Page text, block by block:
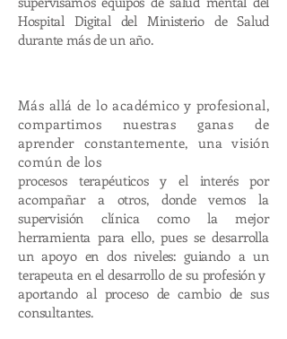
Hospital Digital del Ministerio de Salud
durante más de un año.
Más allá de lo académico y profesional,
compartimos nuestras ganas de
aprender constantemente, una visión
común de los
procesos terapéuticos y el interés por
acompañar a otros, donde vemos la
supervisión clínica como la mejor
herramienta para ello, pues se desarrolla
un apoyo en dos niveles: guiando a un
terapeuta en el desarrollo de su profesión y
aportando al proceso de cambio de sus
consultantes.